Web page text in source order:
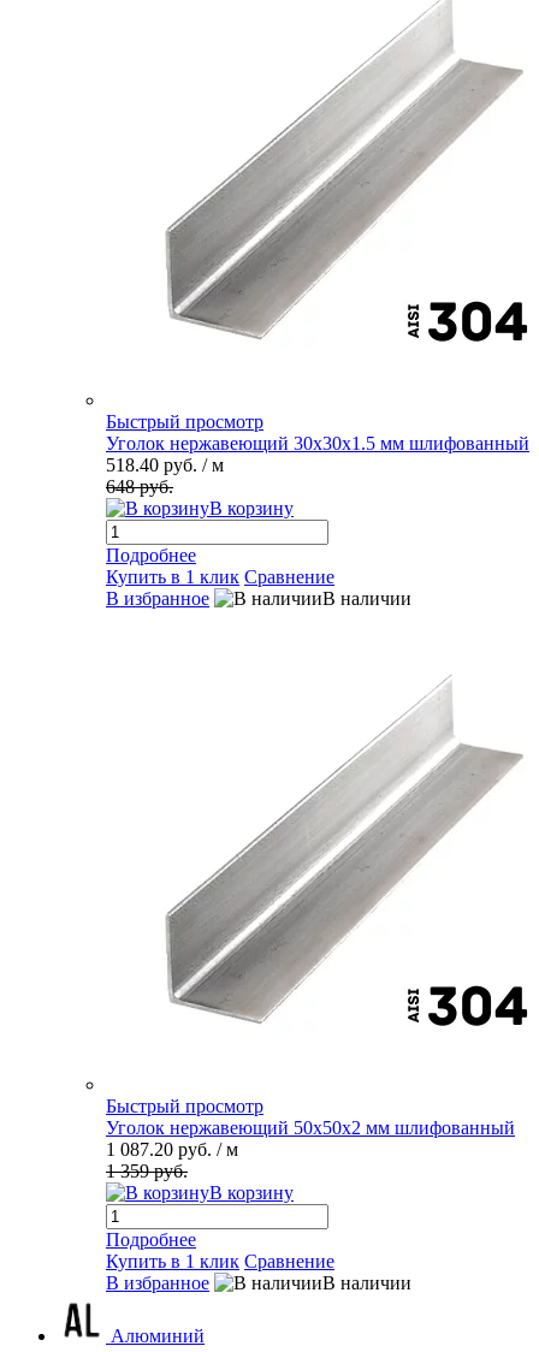
Быстрый просмотр
Уголок нержавеющий 30х30х1.5 мм шлифованный
518.40 руб. / м
648 руб.
В корзину
Подробнее
Купить в 1 клик Сравнение
В избранное
В наличии
Быстрый просмотр
Уголок нержавеющий 50х50х2 мм шлифованный
1 087.20 руб. / м
1 359 руб.
В корзину
Подробнее
Купить в 1 клик Сравнение
В избранное
В наличии
Алюминий